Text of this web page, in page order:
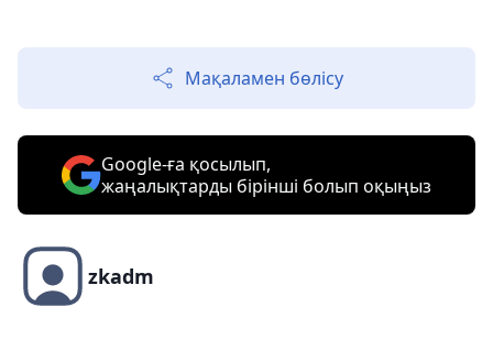
Мақаламен бөлісу
Google-ға қосылып,
жаңалықтарды бірінші болып оқыңыз
zkadm